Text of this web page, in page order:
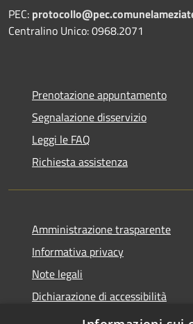
PEC:
Centralino Unico: 0968.2071
Prenotazione appuntamento
Segnalazione disservizio
Leggi le FAQ
Richiesta assistenza
Amministrazione trasparente
Informativa privacy
Note legali
Dichiarazione di accessibilità
Feedback accessibilità